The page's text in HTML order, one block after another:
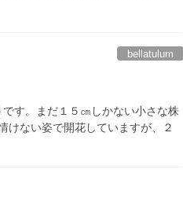
bellatulum
す。まだ１５㎝しかない小さな株
けない姿で開花していますが、２